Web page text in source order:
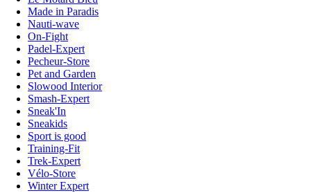
Made in Paradis
Nauti-wave
On-Fight
Padel-Expert
Pecheur-Store
Pet and Garden
Slowood Interior
Smash-Expert
Sneak'In
Sneakids
Sport is good
Training-Fit
Trek-Expert
Vélo-Store
Winter Expert